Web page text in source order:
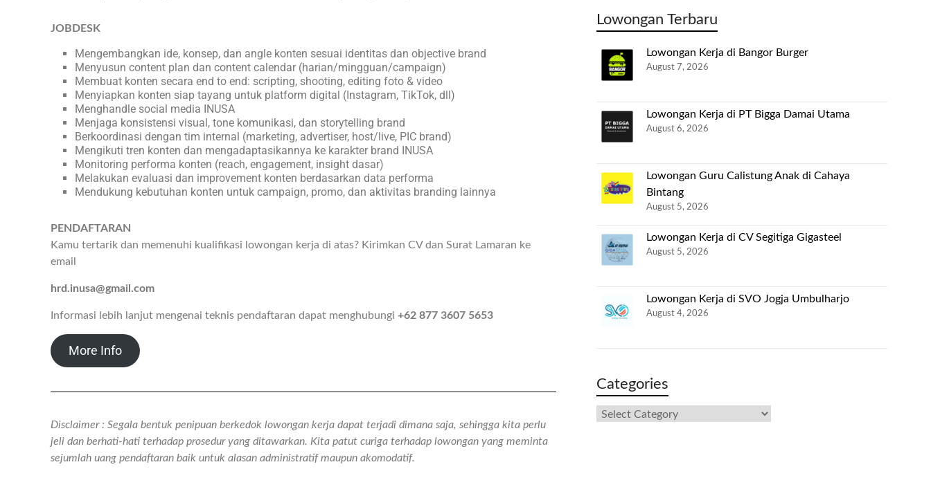
JOBDESK
Mengembangkan ide, konsep, dan angle konten sesuai identitas dan objective brand
Menyusun content plan dan content calendar (harian/mingguan/campaign)
Membuat konten secara end to end: scripting, shooting, editing foto & video
Menyiapkan konten siap tayang untuk platform digital (Instagram, TikTok, dll)
Menghandle social media INUSA
Menjaga konsistensi visual, tone komunikasi, dan storytelling brand
Berkoordinasi dengan tim internal (marketing, advertiser, host/live, PIC brand)
Mengikuti tren konten dan mengadaptasikannya ke karakter brand INUSA
Monitoring performa konten (reach, engagement, insight dasar)
Melakukan evaluasi dan improvement konten berdasarkan data performa
Mendukung kebutuhan konten untuk campaign, promo, dan aktivitas branding lainnya
PENDAFTARAN
Kamu tertarik dan memenuhi kualifikasi lowongan kerja di atas? Kirimkan CV dan Surat Lamaran ke
email
hrd.inusa@gmail.com
Informasi lebih lanjut mengenai teknis pendaftaran dapat menghubungi +62 877 3607 5653
More Info
Disclaimer : Segala bentuk penipuan berkedok lowongan kerja dapat terjadi dimana saja, sehingga kita perlu
jeli dan berhati-hati terhadap prosedur yang ditawarkan. Kita patut curiga terhadap lowongan yang meminta
sejumlah uang pendaftaran baik untuk alasan administratif maupun akomodatif.
Lowongan Terbaru
Lowongan Kerja di Bangor Burger
August 7, 2026
Lowongan Kerja di PT Bigga Damai Utama
August 6, 2026
Lowongan Guru Calistung Anak di Cahaya
Bintang
August 5, 2026
Lowongan Kerja di CV Segitiga Gigasteel
August 5, 2026
Lowongan Kerja di SVO Jogja Umbulharjo
August 4, 2026
Categories